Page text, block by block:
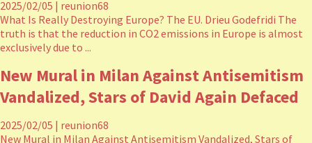
2025/02/05 | reunion68
What Is Really Destroying Europe? The EU. Drieu Godefridi The
truth is that the reduction in CO2 emissions in Europe is almost
exclusively due to ...
New Mural in Milan Against Antisemitism
Vandalized, Stars of David Again Defaced
2025/02/05 | reunion68
New Mural in Milan Against Antisemitism Vandalized, Stars of